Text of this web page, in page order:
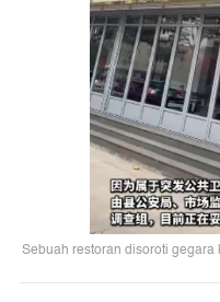
Sebuah restoran disoroti